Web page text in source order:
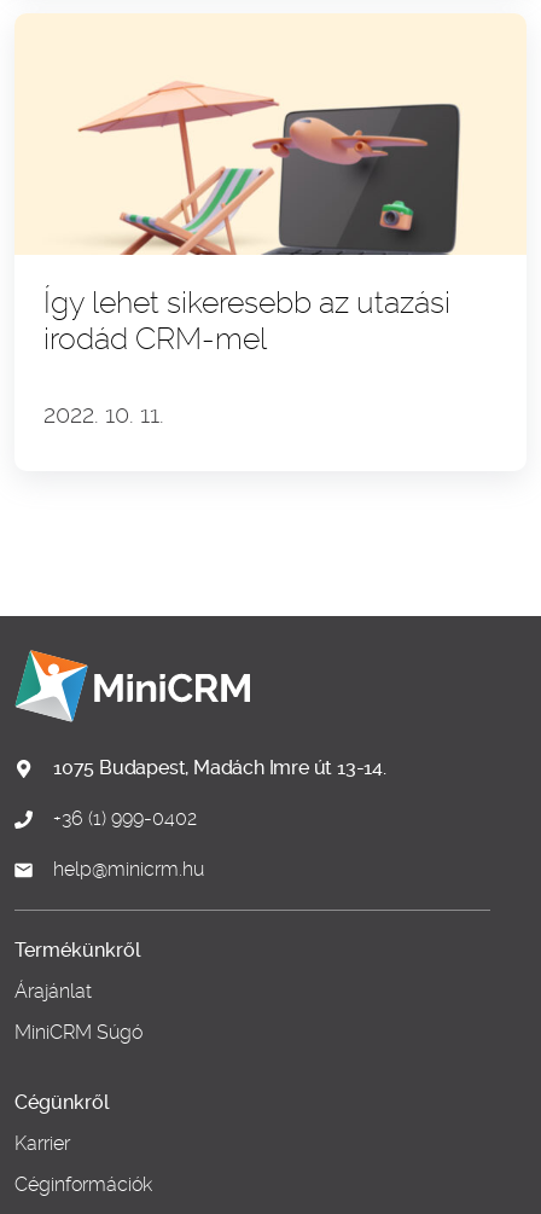
Így lehet sikeresebb az utazási
irodád CRM-mel
2022. 10. 11.
1075 Budapest, Madách Imre út 13-14.
+36 (1) 999-0402
help@minicrm.hu
Termékünkről
Árajánlat
MiniCRM Súgó
Cégünkről
Karrier
Céginformációk